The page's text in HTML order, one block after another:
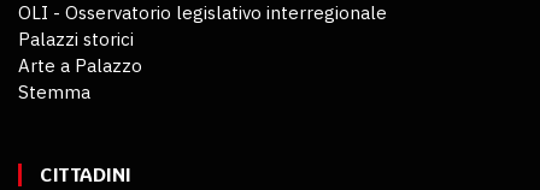
OLI - Osservatorio legislativo interregionale
Palazzi storici
Arte a Palazzo
Stemma
CITTADINI